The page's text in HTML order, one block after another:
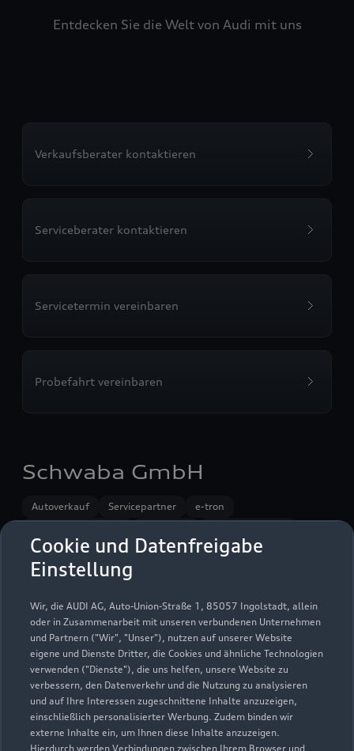
Cookie und Datenfreigabe
Einstellung
Wir, die AUDI AG, Auto-Union-Straße 1, 85057 Ingolstadt, allein
oder in Zusammenarbeit mit unseren verbundenen Unternehmen
und Partnern ("Wir", "Unser"), nutzen auf unserer Website
eigene und Dienste Dritter, die Cookies und ähnliche Technologien
verwenden ("Dienste"), die uns helfen, unsere Website zu
verbessern, den Datenverkehr und die Nutzung zu analysieren
und auf Ihre Interessen zugeschnittene Inhalte anzuzeigen,
einschließlich personalisierter Werbung. Zudem binden wir
externe Inhalte ein, um Ihnen diese Inhalte anzuzeigen.
Hierdurch werden Verbindungen zwischen Ihrem Browser und
Entdecken Sie die Welt von Audi mit uns
Verkaufsberater kontaktieren
Serviceberater kontaktieren
Servicetermin vereinbaren
Probefahrt vereinbaren
Schwaba GmbH
Autoverkauf Servicepartner
e-tron